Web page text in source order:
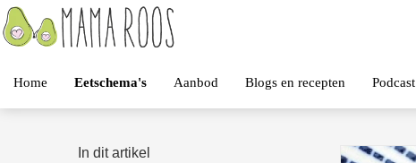
Home Eetschema's Aanbod Blogs en recepten Podcast
In dit artikel